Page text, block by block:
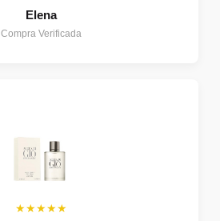
Elena
Compra Verificada
★★★★★